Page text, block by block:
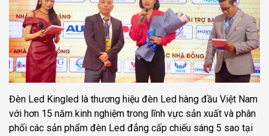
Đèn Led Kingled là thương hiệu đèn Led hàng đầu Việt Nam
với hơn 15 năm kinh nghiệm trong lĩnh vực sản xuất và phân
phối các sản phẩm đèn Led đẳng cấp chiếu sáng 5 sao tại